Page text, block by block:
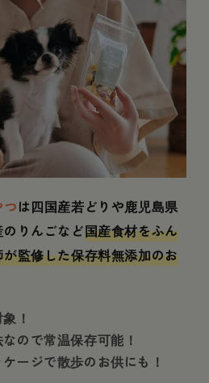
は四国産若どりや鹿児島県
りんごなど国産食材をふん
監修した保存料無添加のお
！
ので常温保存可能！
ージで散歩のお供にも！